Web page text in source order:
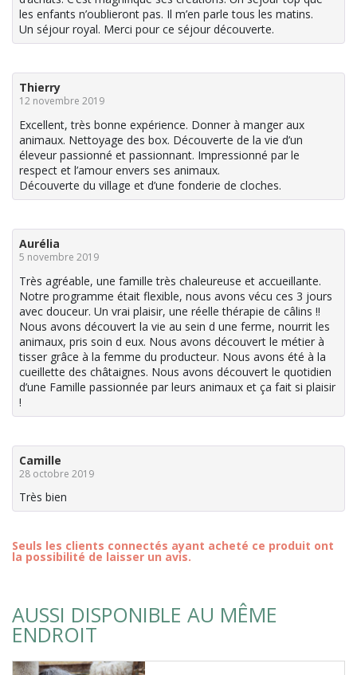
les enfants n’oublieront pas. Il m’en parle tous les matins.
Un séjour royal. Merci pour ce séjour découverte.
Thierry
12 novembre 2019
Excellent, très bonne expérience. Donner à manger aux
animaux. Nettoyage des box. Découverte de la vie d’un
éleveur passionné et passionnant. Impressionné par le
respect et l’amour envers ses animaux.
Découverte du village et d’une fonderie de cloches.
Aurélia
5 novembre 2019
Très agréable, une famille très chaleureuse et accueillante.
Notre programme était flexible, nous avons vécu ces 3 jours
avec douceur. Un vrai plaisir, une réelle thérapie de câlins !!
Nous avons découvert la vie au sein d une ferme, nourrit les
animaux, pris soin d eux. Nous avons découvert le métier à
tisser grâce à la femme du producteur. Nous avons été à la
cueillette des châtaignes. Nous avons découvert le quotidien
d’une Famille passionnée par leurs animaux et ça fait si plaisir
!
Camille
28 octobre 2019
Très bien
Seuls les clients connectés ayant acheté ce produit ont
la possibilité de laisser un avis.
AUSSI DISPONIBLE AU MÊME
ENDROIT